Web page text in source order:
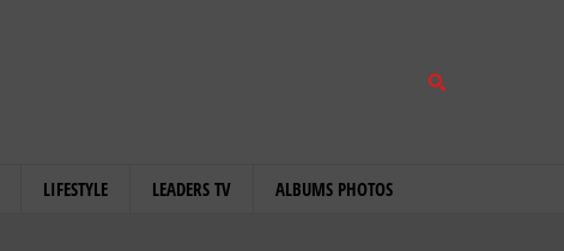
LIFESTYLE LEADERS TV ALBUMS PHOTOS